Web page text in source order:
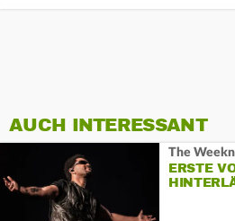
AUCH INTERESSANT
The
ERSTE